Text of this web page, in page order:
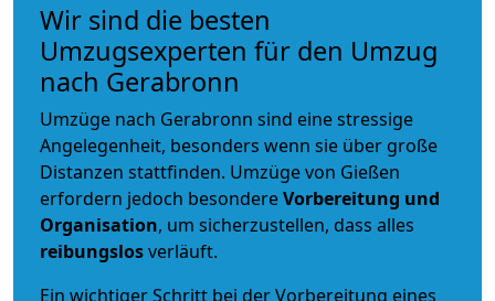
Wir sind die besten
Umzugsexperten für den Umzug
nach Gerabronn
Umzüge nach Gerabronn sind eine stressige
Angelegenheit, besonders wenn sie über große
Distanzen stattfinden. Umzüge von Gießen
erfordern jedoch besondereVorbereitung und
Organisation, um sicherzustellen, dass alles
reibungslosverläuft.
Ein wichtiger Schritt bei der Vorbereitung eines